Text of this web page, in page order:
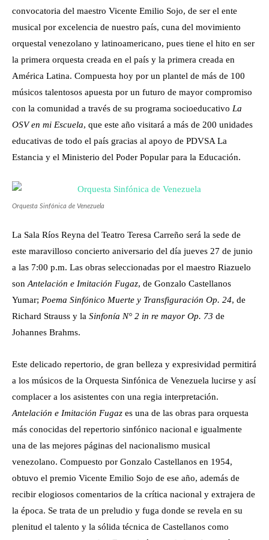
convocatoria del maestro Vicente Emilio Sojo, de ser el ente
musical por excelencia de nuestro país, cuna del movimiento
orquestal venezolano y latinoamericano, pues tiene el hito en ser
la primera orquesta creada en el país y la primera creada en
América Latina. Compuesta hoy por un plantel de más de 100
músicos talentosos apuesta por un futuro de mayor compromiso
con la comunidad a través de su programa socioeducativo La
OSV en mi Escuela, que este año visitará a más de 200 unidades
educativas de todo el país gracias al apoyo de PDVSA La
Estancia y el Ministerio del Poder Popular para la Educación.
Orquesta Sinfónica de Venezuela
La Sala Ríos Reyna del Teatro Teresa Carreño será la sede de
este maravilloso concierto aniversario del día jueves 27 de junio
a las 7:00 p.m. Las obras seleccionadas por el maestro Riazuelo
son Antelación e Imitación Fugaz, de Gonzalo Castellanos
Yumar; Poema Sinfónico Muerte y Transfiguración Op. 24, de
Richard Strauss y la Sinfonía N° 2 in re mayor Op. 73 de
Johannes Brahms.
Este delicado repertorio, de gran belleza y expresividad permitirá
a los músicos de la Orquesta Sinfónica de Venezuela lucirse y así
complacer a los asistentes con una regia interpretación.
Antelación e Imitación Fugaz es una de las obras para orquesta
más conocidas del repertorio sinfónico nacional e igualmente
una de las mejores páginas del nacionalismo musical
venezolano. Compuesto por Gonzalo Castellanos en 1954,
obtuvo el premio Vicente Emilio Sojo de ese año, además de
recibir elogiosos comentarios de la crítica nacional y extrajera de
la época. Se trata de un preludio y fuga donde se revela en su
plenitud el talento y la sólida técnica de Castellanos como